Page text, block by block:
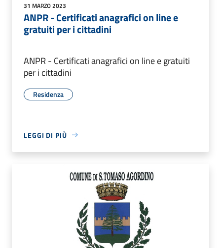
31 MARZO 2023
ANPR - Certificati anagrafici on line e
gratuiti per i cittadini
ANPR - Certificati anagrafici on line e gratuiti
per i cittadini
Residenza
LEGGI DI PIÙ